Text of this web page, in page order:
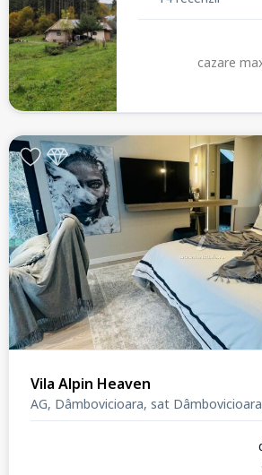
cazare
Vila Alpin Heaven
AG, Dâmbovicioara, sat Dâmbovicioara